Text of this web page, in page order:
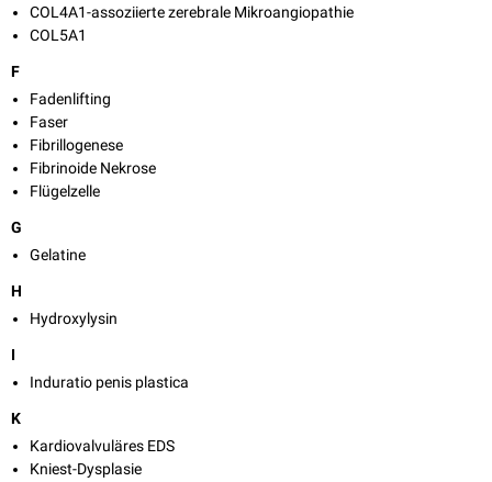
COL4A1-assoziierte zerebrale Mikroangiopathie
COL5A1
F
Fadenlifting
Faser
Fibrillogenese
Fibrinoide Nekrose
Flügelzelle
G
Gelatine
H
Hydroxylysin
I
Induratio penis plastica
K
Kardiovalvuläres EDS
Kniest-Dysplasie